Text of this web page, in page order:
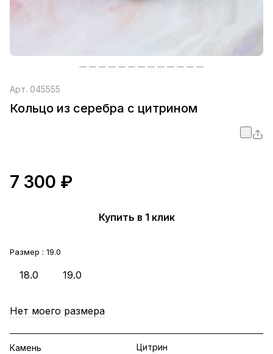
Арт. 045555
Кольцо из серебра с цитрином
7 300 ₽
Купить в 1 клик
Размер : 19.0
18.0 19.0
Нет моего размера
Камень Цитрин